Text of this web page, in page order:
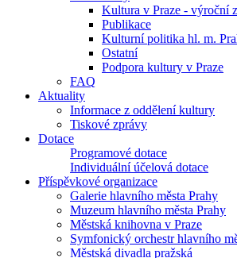
Kultura v Praze - výroční
Publikace
Kulturní politika hl. m.
Ostatní
Podpora kultury v Praze
FAQ
Aktuality
Informace z oddělení kultury
Tiskové zprávy
Dotace
Programové dotace
Individuální účelová dotace
Příspěvkové organizace
Galerie hlavního města Prahy
Muzeum hlavního města Prahy
Městská knihovna v Praze
Symfonický orchestr hlavního
Městská divadla pražská